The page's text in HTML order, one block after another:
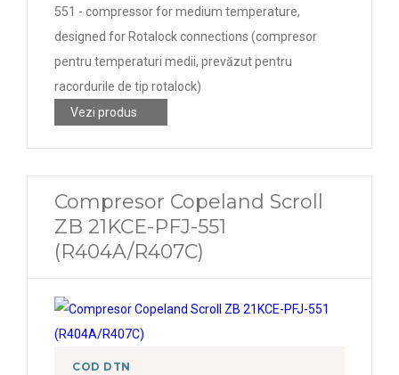
551 - compressor for medium temperature,
designed for Rotalock connections (compresor
pentru temperaturi medii, prevăzut pentru
racordurile de tip rotalock)
Vezi produs
Compresor Copeland Scroll
ZB 21KCE-PFJ-551
(R404A/R407C)
COD DTN